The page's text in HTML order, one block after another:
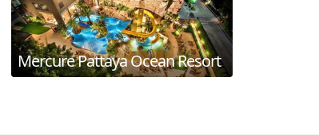
Mercure Pattaya Ocean Resort